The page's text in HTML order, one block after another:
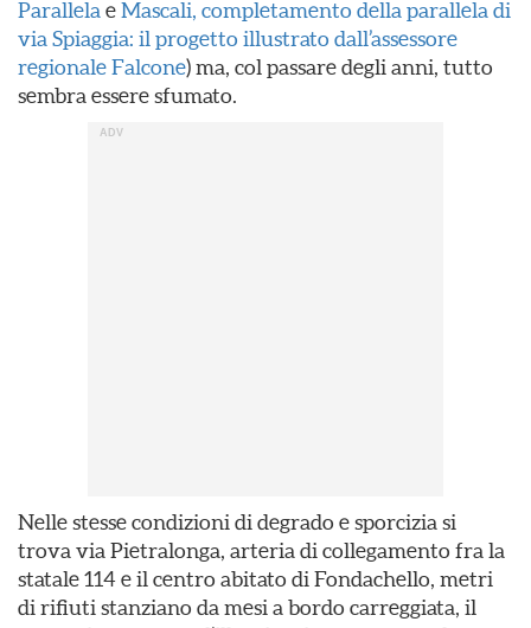
Parallela eMascali, completamento della parallela di
via Spiaggia: il progetto illustrato dall’assessore
regionale Falcone) ma, col passare degli anni, tutto
sembra essere sfumato.
Nelle stesse condizioni di degrado e sporcizia si
trova via Pietralonga, arteria di collegamento fra la
statale 114 e il centro abitato di Fondachello, metri
di rifiuti stanziano da mesi a bordo carreggiata, il